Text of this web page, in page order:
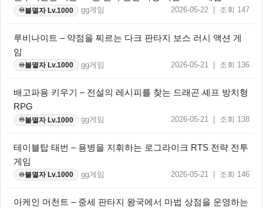
♾️불멸자 Lv.1000 gg게임 2026-05-22 | 조회 147
루비나이트 – 약점을 찌르는 다크 판타지 보스 러시 액션 게
임
♾️불멸자 Lv.1000 gg게임 2026-05-21 | 조회 136
배고파용 키우기 – 전설의 레시피를 찾는 드래곤 셰프 방치형
RPG
♾️불멸자 Lv.1000 gg게임 2026-05-21 | 조회 138
테이블탑 태번 – 용병을 지휘하는 로그라이크 RTS 전략 전투
게임
♾️불멸자 Lv.1000 gg게임 2026-05-21 | 조회 146
아케인 머천트 – 중세 판타지 왕국에서 마법 상점을 운영하는